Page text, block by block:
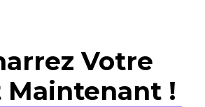
Votre
Maintenant !